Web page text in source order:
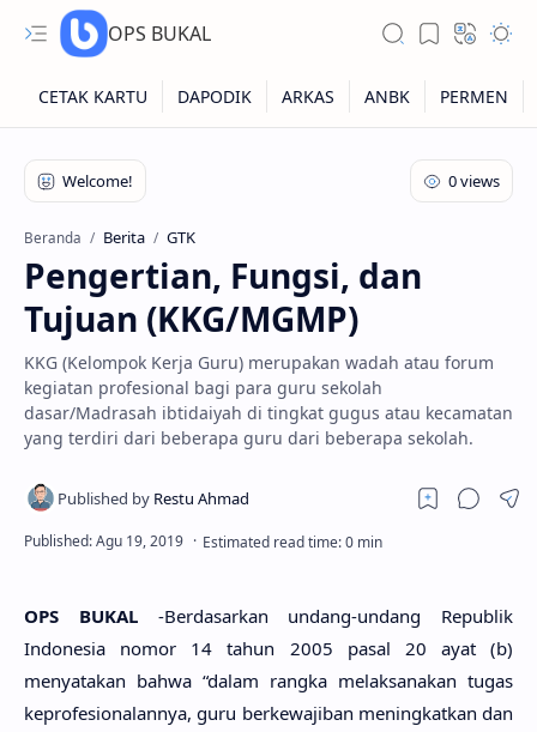
OPS BUKAL
Kartu NUPTK
Kartu NRG
Kartu NISN
Kartu NISN Foto
Kartu NISN Massal
Beranda Berita GTK
Pengertian, Fungsi, dan
Tujuan (KKG/MGMP)
KKG (Kelompok Kerja Guru) merupakan wadah atau forum
kegiatan profesional bagi para guru sekolah
dasar/Madrasah ibtidaiyah di tingkat gugus atau kecamatan
yang terdiri dari beberapa guru dari beberapa sekolah.
OPS BUKAL-Berdasarkan undang-undang Republik
Indonesia nomor 14 tahun 2005 pasal 20 ayat (b)
menyatakan bahwa “dalam rangka melaksanakan tugas
keprofesionalannya, guru berkewajiban meningkatkan dan